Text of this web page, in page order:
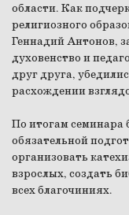
области. Как
религиозного
Геннадий Антонов,
духовенство и
друг друга,
расхождении
По итогам семинара
обязательной
организовать
взрослых, создать
всех благочиниях.